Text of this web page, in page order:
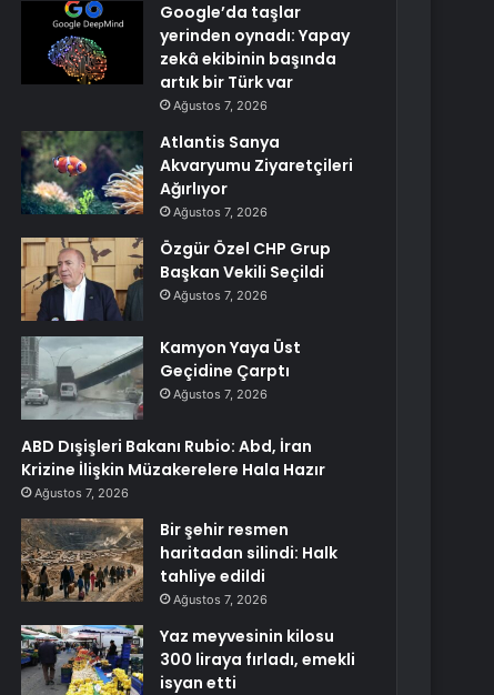
Google’da taşlar
yerinden oynadı: Yapay
zekâ ekibinin başında
artık bir Türk var
Ağustos 7, 2026
Atlantis Sanya
Akvaryumu Ziyaretçileri
Ağırlıyor
Ağustos 7, 2026
Özgür Özel CHP Grup
Başkan Vekili Seçildi
Ağustos 7, 2026
Kamyon Yaya Üst
Geçidine Çarptı
Ağustos 7, 2026
ABD Dışişleri Bakanı Rubio: Abd, İran
Krizine İlişkin Müzakerelere Hala Hazır
Ağustos 7, 2026
Bir şehir resmen
haritadan silindi: Halk
tahliye edildi
Ağustos 7, 2026
Yaz meyvesinin kilosu
300 liraya fırladı, emekli
isyan etti